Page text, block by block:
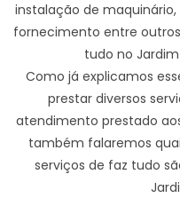
instalação de
fornecimento entre
tudo no
Como já explicamos
prestar diversos
atendimento prestado
também falaremos
serviços de faz tudo